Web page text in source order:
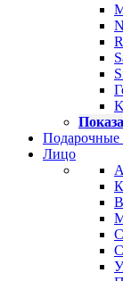
Подарочные
Лицо